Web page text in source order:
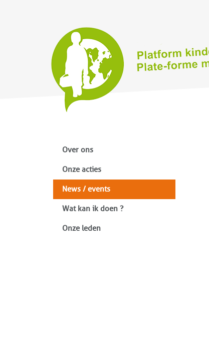
Over ons
Onze acties
News / events
Wat kan ik doen ?
Onze leden